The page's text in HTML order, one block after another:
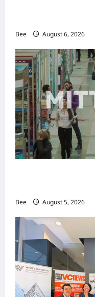
Bee August 6, 2026
Bee August 5, 2026